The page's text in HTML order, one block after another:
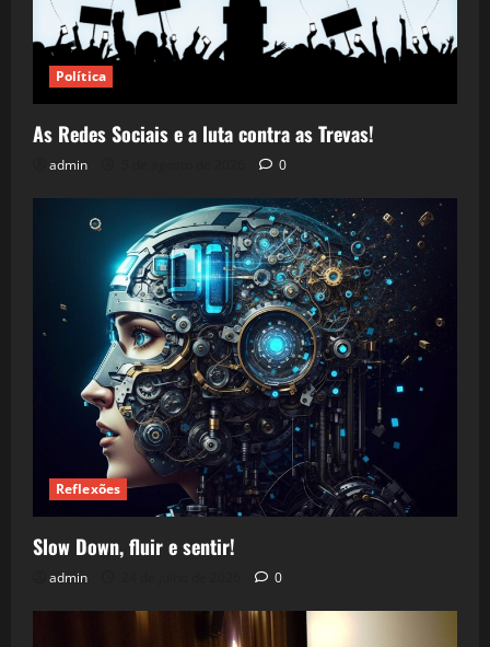
Política
As Redes Sociais e a luta contra as Trevas!
admin 0
Reflexões
Slow Down, fluir e sentir!
admin 0